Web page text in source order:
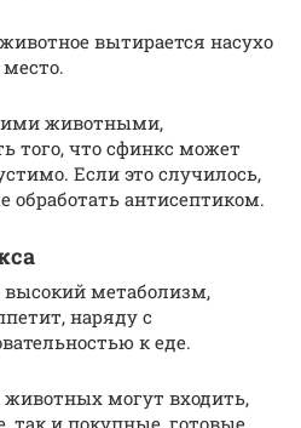
вытирается насухо
животными,
того, что сфинкс может
Если это случилось,
обработать антисептиком.
высокий метаболизм,
наряду с
к еде.
могут входить,